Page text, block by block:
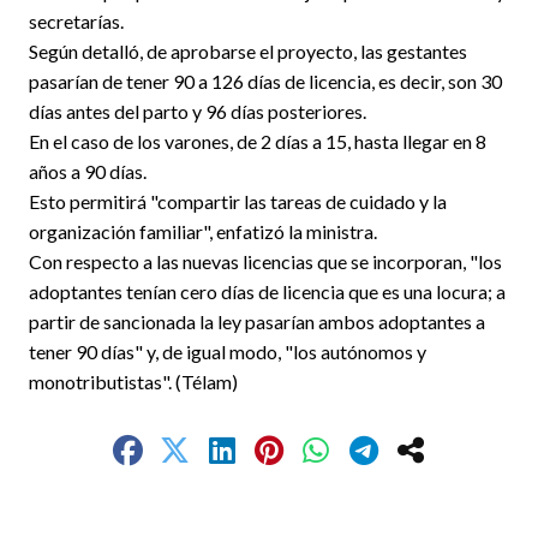
secretarías.
Según detalló, de aprobarse el proyecto, las gestantes
pasarían de tener 90 a 126 días de licencia, es decir, son 30
días antes del parto y 96 días posteriores.
En el caso de los varones, de 2 días a 15, hasta llegar en 8
años a 90 días.
Esto permitirá "compartir las tareas de cuidado y la
organización familiar", enfatizó la ministra.
Con respecto a las nuevas licencias que se incorporan, "los
adoptantes tenían cero días de licencia que es una locura; a
partir de sancionada la ley pasarían ambos adoptantes a
tener 90 días" y, de igual modo, "los autónomos y
monotributistas". (Télam)